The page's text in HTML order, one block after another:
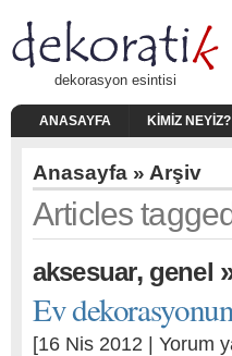
dekorasyon esintisi
ANASAYFA KIMIZ NEYIZ?
Anasayfa » Arşiv
Articles
aksesuar, genel
Ev
[16 Nis 2012 | Yorum